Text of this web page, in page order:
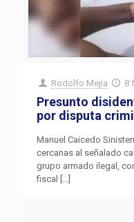
Rodolfo Mejia 8
Presunto
por disputa
Manuel Caicedo
cercanas al señalado
grupo armado ilegal,
fiscal